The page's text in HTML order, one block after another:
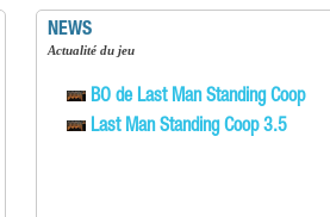
NEWS
Actualité du jeu
BO de Last Man Standing Coop
Last Man Standing Coop 3.5